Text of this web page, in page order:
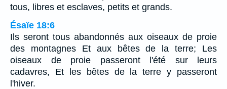
tous, libres et esclaves, petits et grands.
Ésaïe 18:6
Ils seront tous abandonnés aux oiseaux de proie
des montagnes Et aux bêtes de la terre; Les
oiseaux de proie passeront l'été sur leurs
cadavres, Et les bêtes de la terre y passeront
l'hiver.